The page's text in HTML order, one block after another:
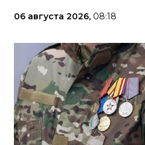
06 августа 2026, 08:18